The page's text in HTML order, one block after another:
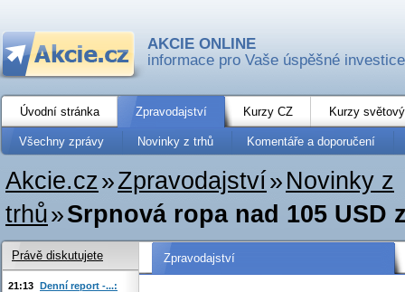
AKCIE ONLINE
informace pro Vaše úspěšné investice
Úvodní stránka Zpravodajství Kurzy CZ Kurzy
Všechny zprávy Novinky z trhů Komentáře a doporučení
Akcie.cz»Zpravodajství» Novinky z
trhů»Srpnová ropa nad 105 USD
Zpravodajství
Právě diskutujete
21:13 Denní report -...: